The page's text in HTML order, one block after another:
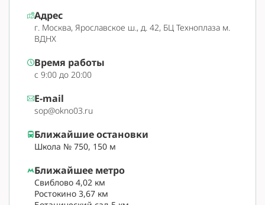
Адрес
г. Москва, Ярославское ш., д. 42, БЦ Техноплаза м.
ВДНХ
Время работы
с 9:00 до 20:00
E-mail
sop@okno03.ru
Ближайшее метро
Свиблово 4,02 км
Ростокино 3,67 км
Ближайшие остановки
Школа № 750, 150 м